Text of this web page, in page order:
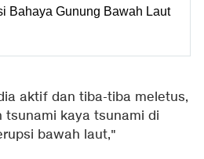
Bahaya Gunung Bawah Laut
aktif dan tiba-tiba meletus,
tsunami kaya tsunami di
bawah laut,"